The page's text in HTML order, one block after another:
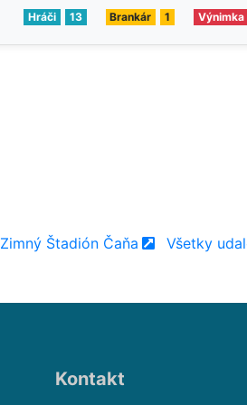
Hráči 13 Brankár 1 Výnimka
Zimný Štadión Čaňa Všetky
Kontakt